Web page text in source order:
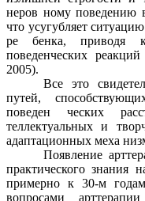
неров ному поведению
что усугубляет
ре бенка, приводя к
поведенческих
2005).
Все это
путей,
поведен ческих
теллектуальных и
адаптационных меха
Появление
практического знания
примерно к 30-м
вопросами